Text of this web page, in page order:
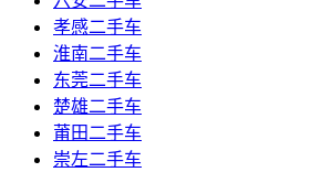
孝感二手车
淮南二手车
东莞二手车
楚雄二手车
莆田二手车
崇左二手车